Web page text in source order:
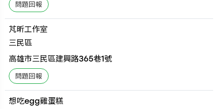
芃昕工作室
三民區
高雄市三民區建興路365巷1號
想吃egg雞蛋糕